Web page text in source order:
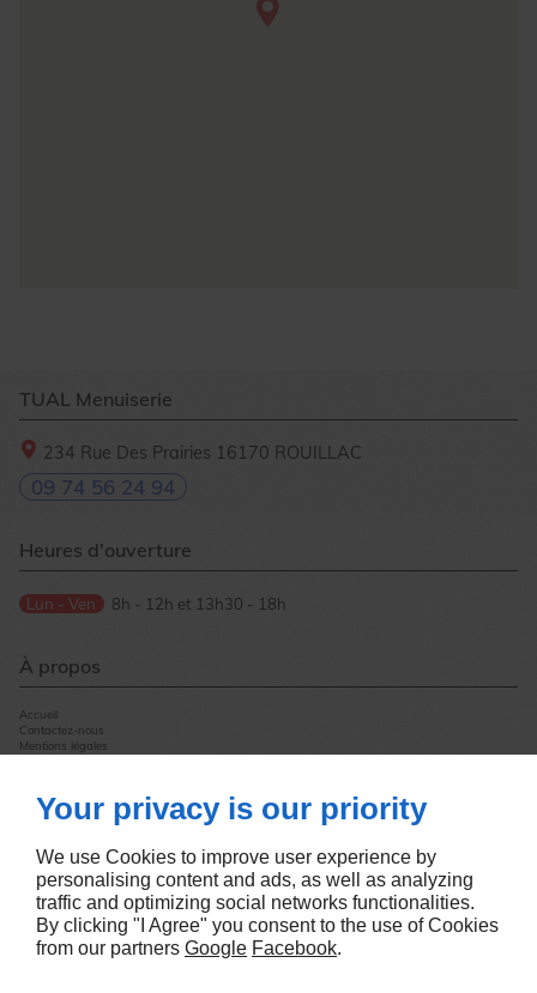
TUAL Menuiserie
234 Rue Des Prairies 16170 ROUILLAC
09 74 56 24 94
Heures d'ouverture
Lun - Ven 8h - 12h et 13h30 - 18h
À propos
Accueil
Contactez-nous
Mentions légales
Suivez-nous
Your privacy is our priority
We use Cookies to improve user experience by
personalising content and ads, as well as analyzing
traffic and optimizing social networks functionalities.
By clicking "I Agree" you consent to the use of Cookies
from our partners Google Facebook.